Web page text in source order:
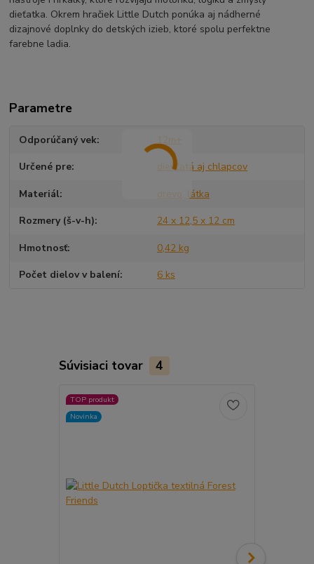
dieťatka. Okrem hračiek Little Dutch ponúka aj nádherné
dizajnové doplnky do detských izieb, ktoré spolu perfektne
farebne ladia.
Parametre
Odporúčaný vek 12m+
Určené pre dievčatá aj chlapcov
Materiál drevo, látka
Rozmery (š-v-h) 24 x 12,5 x 12 cm
Hmotnosť 0,42 kg
Počet dielov v balení 6 ks
Súvisiaci tovar 4
TOP produkt
Novinka